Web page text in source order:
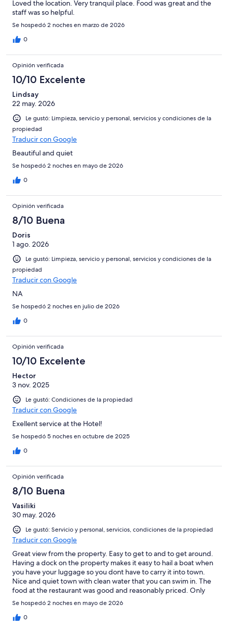
Loved the location. Very tranquil place. Food was great and the
staff was so helpful.
Se hospedó 2 noches en marzo de 2026
0
Opinión verificada
10/10 Excelente
Lindsay
22 may. 2026
Le gustó: Limpieza, servicio y personal, servicios y condiciones de la
propiedad
Traducir con Google
Beautiful and quiet
Se hospedó 2 noches en mayo de 2026
0
Opinión verificada
8/10 Buena
Doris
1 ago. 2026
Le gustó: Limpieza, servicio y personal, servicios y condiciones de la
propiedad
Traducir con Google
NA
Se hospedó 2 noches en julio de 2026
0
Opinión verificada
10/10 Excelente
Hector
3 nov. 2025
Le gustó: Condiciones de la propiedad
Traducir con Google
Exellent service at the Hotel!
Se hospedó 5 noches en octubre de 2025
0
Opinión verificada
8/10 Buena
Vasiliki
30 may. 2026
Le gustó: Servicio y personal, servicios, condiciones de la propiedad
Traducir con Google
Great view from the property. Easy to get to and to get around.
Having a dock on the property makes it easy to hail a boat when
you have your luggage so you dont have to carry it into town.
Nice and quiet town with clean water that you can swim in. The
food at the restaurant was good and reasonably priced. Only
concern would be that when we used the sauna and poured the
water on the heating mechinism to make steam a whole colony
of ants flooded out.
Se hospedó 2 noches en mayo de 2026
0